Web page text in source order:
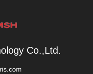
Co.,Ltd.